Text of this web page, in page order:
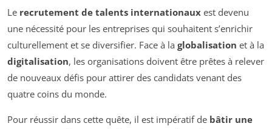
Le recrutement de talents internationaux est devenu
une nécessité pour les entreprises qui souhaitent s’enrichir
culturellement et se diversifier. Face à la globalisation et à la
digitalisation, les organisations doivent être prêtes à relever
de nouveaux défis pour attirer des candidats venant des
quatre coins du monde.
Pour réussir dans cette quête, il est impératif de bâtir une